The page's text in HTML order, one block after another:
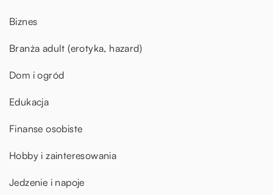
Biznes
Branża adult (erotyka, hazard)
Dom i ogród
Edukacja
Finanse osobiste
Hobby i zainteresowania
Jedzenie i napoje